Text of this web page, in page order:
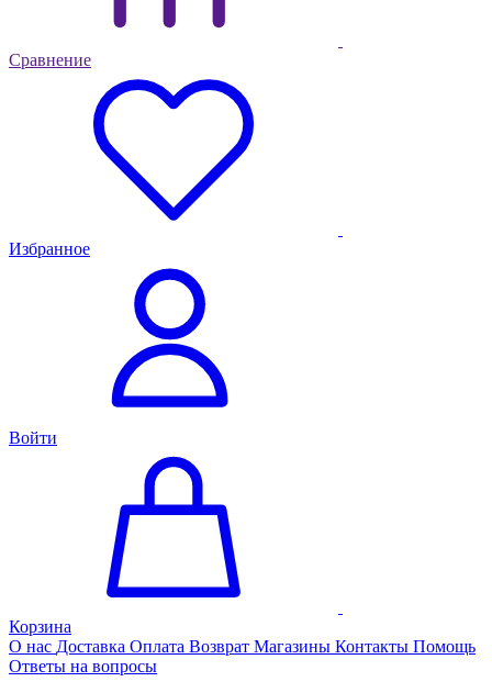
Сравнение
Избранное
Войти
Корзина
О нас Доставка Оплата Возврат Магазины Контакты Помощь
Ответы на вопросы